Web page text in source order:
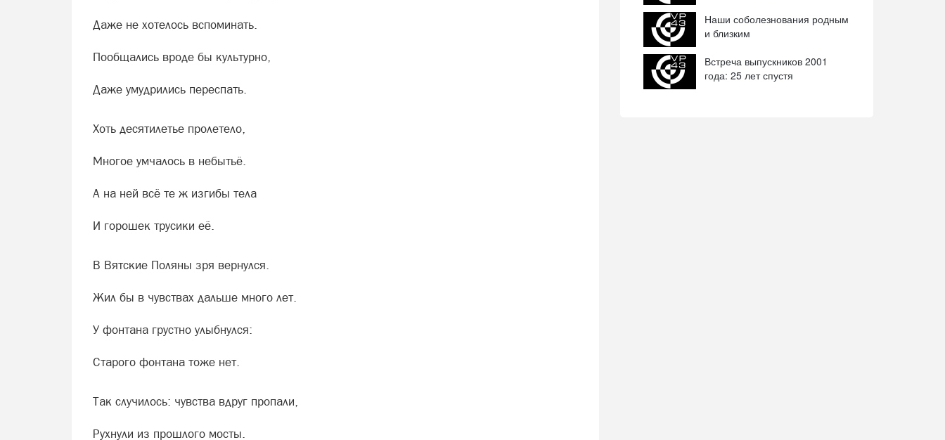
Даже не хотелось вспоминать.
Пообщались вроде бы культурно,
Даже умудрились переспать.
Хоть десятилетье пролетело,
Многое умчалось в небытьё.
А на ней всё те ж изгибы тела
И горошек трусики её.
В Вятские Поляны зря вернулся.
Жил бы в чувствах дальше много лет.
У фонтана грустно улыбнулся:
Старого фонтана тоже нет.
Так случилось: чувства вдруг пропали,
Рухнули из прошлого мосты.
Наши соболезнования родным
и близким
Встреча выпускников 2001
года: 25 лет спустя